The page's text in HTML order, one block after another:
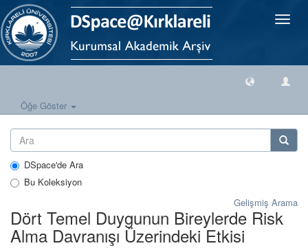
Geçiş
Öğe Göster
DSpace'de Ara
Bu Koleksiyon
Gelişmiş Arama
Dört Temel Duygunun Bireylerde Risk
Alma Davranışı Üzerindeki Etkisi